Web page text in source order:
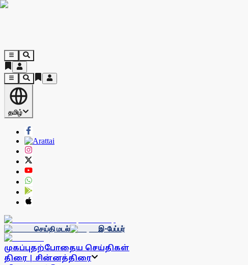
தமிழ்
செய்தி மடல் இ-பேப்பர்
முகப்புதற்போதைய செய்திகள்
திரை | சின்னத்திரை